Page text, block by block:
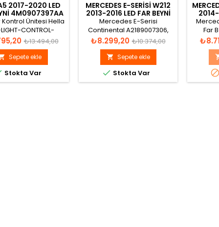
2017-2020 LED
4M0907397AA
Kontrol Ünitesi Hella
CONTROL-
011552-11AD, 4M0
907 397 AA
Normal
fiyat
₺13.494,00
Sepete ekle
Stokta Var
MERCEDES E-SERISI W212
2013-2016 LED FAR BEYNI
A2129005424
Mercedes E-Serisi
Continental A2189007306,
A2189006604, A2189009904,
A2189000406, A2129005424,
A2129008222, A2129008324
Led Far Beyni
Fiyat
₺8.299,20 Normal
fiyat
₺10.374,00
 Sepete ekle
 Stokta Var
2014-
Far
Fiyat